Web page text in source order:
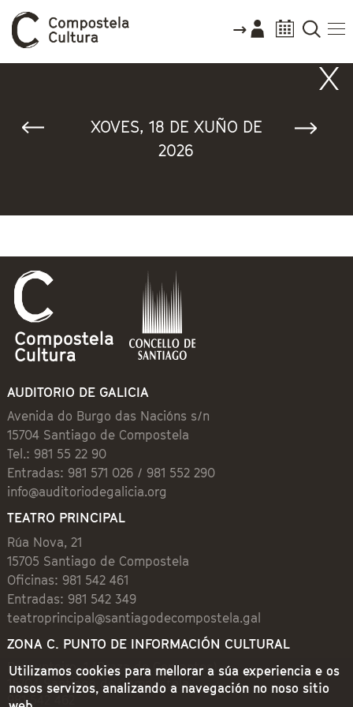
XOVES, 18 DE XUÑO DE
2026
AUDITORIO DE GALICIA
Avenida do Burgo das Nacións s/n
15704 Santiago de Compostela
Tel.: 981 55 22 90
Entradas: 981 571 026 / 981 552 290
info@auditoriodegalicia.org
TEATRO PRINCIPAL
Rúa Nova, 21
15705 Santiago de Compostela
Oficinas: 981 542 461
Entradas: 981 542 349
teatroprincipal@santiagodecompostela.gal
ZONA C. PUNTO DE INFORMACIÓN CULTURAL
Preguntoiro, 1 (Praza de Cervantes)
15704 Santiago de Compostela
981 542 462
Utilizamos cookies para mellorar a súa experiencia e os
nosos servizos, analizando a navegación no noso sitio